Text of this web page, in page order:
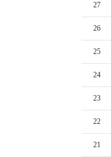
27
26
25
24
23
22
21